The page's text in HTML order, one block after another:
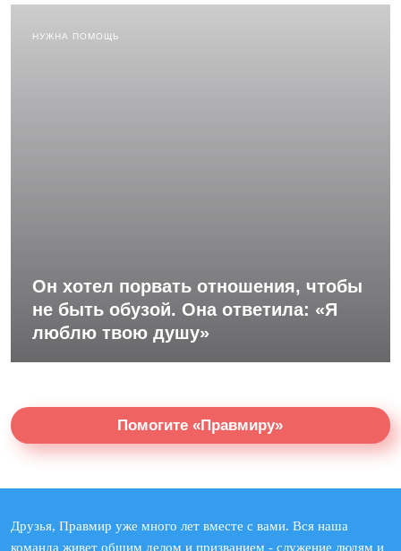
НУЖНА ПОМОЩЬ
Он хотел порвать отношения, чтобы
не быть обузой. Она ответила: «Я
люблю твою душу»
Помогите «Правмиру»
Друзья, Правмир уже много лет вместе с вами. Вся наша
команда живет общим делом и призванием - служение людям и